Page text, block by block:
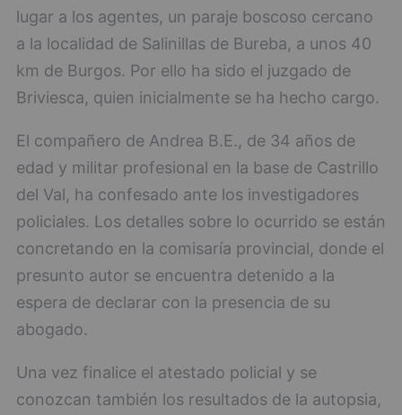
lugar a los agentes, un paraje boscoso cercano
a la localidad de Salinillas de Bureba, a unos 40
km de Burgos. Por ello ha sido el juzgado de
Briviesca, quien inicialmente se ha hecho cargo.
El compañero de Andrea B.E., de 34 años de
edad y militar profesional en la base de Castrillo
del Val, ha confesado ante los investigadores
policiales. Los detalles sobre lo ocurrido se están
concretando en la comisaría provincial, donde el
presunto autor se encuentra detenido a la
espera de declarar con la presencia de su
abogado.
Una vez finalice el atestado policial y se
conozcan también los resultados de la autopsia,